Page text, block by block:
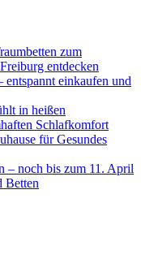
zum
entdecken
einkaufen und
in heißen
Schlafkomfort
für Gesundes
– noch bis zum 11. April
Betten